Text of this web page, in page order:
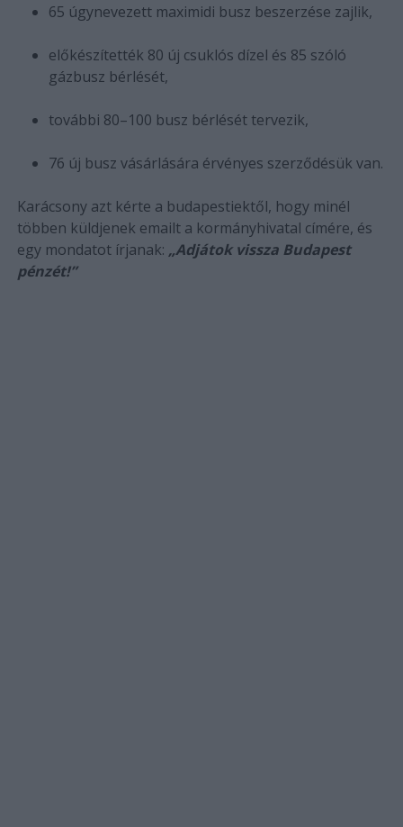
65 úgynevezett maximidi busz beszerzése zajlik,
előkészítették 80 új csuklós dízel és 85 szóló
gázbusz bérlését,
további 80–100 busz bérlését tervezik,
76 új busz vásárlására érvényes szerződésük van.
Karácsony azt kérte a budapestiektől, hogy minél
többen küldjenek emailt a kormányhivatal címére, és
egy mondatot írjanak: „Adjátok vissza Budapest
pénzét!”